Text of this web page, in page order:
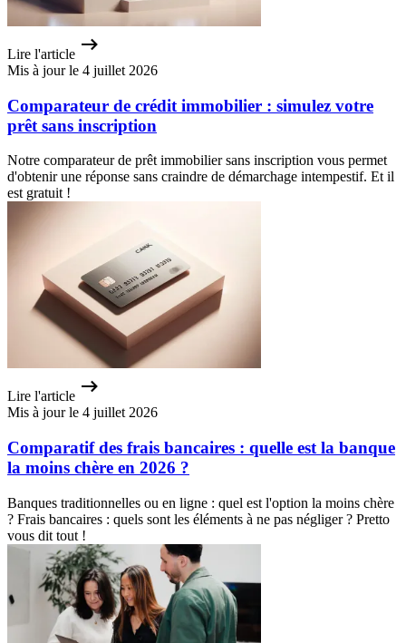
Lire l'article
Mis à jour le 4 juillet 2026
Comparateur de crédit immobilier : simulez votre
prêt sans inscription
Notre comparateur de prêt immobilier sans inscription vous permet
d'obtenir une réponse sans craindre de démarchage intempestif. Et il
est gratuit !
Lire l'article
Mis à jour le 4 juillet 2026
Comparatif des frais bancaires : quelle est la banque
la moins chère en 2026 ?
Banques traditionnelles ou en ligne : quel est l'option la moins chère
? Frais bancaires : quels sont les éléments à ne pas négliger ? Pretto
vous dit tout !